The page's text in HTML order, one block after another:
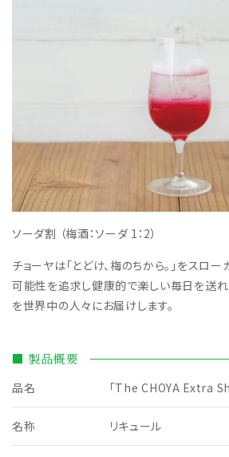
ソーダ割 （梅酒：ソーダ 1：2）
チョーヤは「とどけ、梅のちから。」をスロ
可能性を追求し健康的で楽しい毎日を送
を世界中の人々にお届けします。
■ 製品概要
品名 「The CHOYA Extra
名称 リキュール